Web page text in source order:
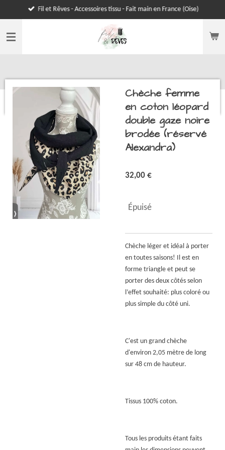
au
contenu
Fil et Rêves - Accessoires tissu - Fait main en France (Oise)
Chèche femme
en coton léopard
double gaze noire
brodée (réservé
Alexandra)
32,00 €
Épuisé
Chèche léger et idéal à porter
en toutes saisons! Il est en
forme triangle et peut se
porter des deux côtés selon
l’effet souhaité: plus coloré ou
plus simple du côté uni.
C'est un grand chèche
d'environ 2,05 mètre de long
sur 48 cm de hauteur.
Tissus 100% coton.
Tous les produits étant faits